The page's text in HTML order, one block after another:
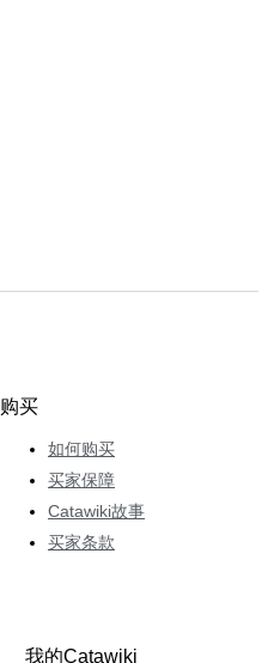
购买
如何购买
买家保障
Catawiki故事
买家条款
我的Catawiki